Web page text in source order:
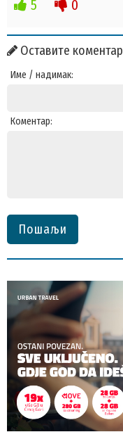
5 0
Оставите коментар
Име / надимак:
Коментар:
Пошаљи